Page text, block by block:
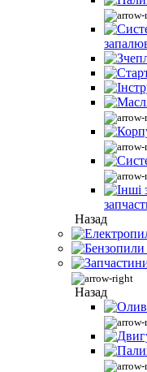
Назад
Назад